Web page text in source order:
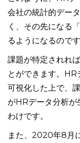
会社の統計的デー
く、その先になる
るようになるのです
課題が特定されれ
とができます。HR
可視化した上で、
がHRデータ分析が
わけです。
また、2020年8月